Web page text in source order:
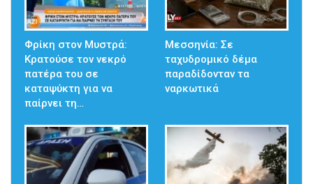
Φρίκη στον Μυστρά:
Κρατούσε τον νεκρό
πατέρα του σε
καταψύκτη για να
παίρνει τη…
Μεσσηνία: Σε
ταχυδρομικό δέμα
παραδίδονταν τα
ναρκωτικά